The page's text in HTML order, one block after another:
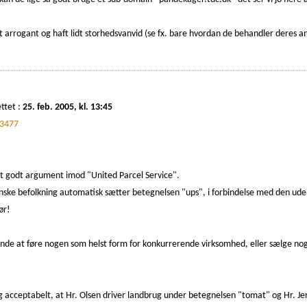
og haft lidt storhedsvanvid (se fx. bare hvordan de behandler deres
: 25. feb. 2005, kl. 13:45
godt argument imod "United Parcel Service".
befolkning automatisk sætter betegnelsen "ups", i forbindelse med den
at føre nogen som helst form for konkurrerende virksomhed, eller sælge
at Hr. Olsen driver landbrug under betegnelsen "tomat" og Hr.